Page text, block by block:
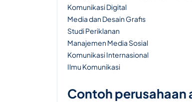
Komunikasi Digital
Media dan Desain Grafis
Studi Periklanan
Manajemen Media Sosial
Komunikasi Internasional
Ilmu Komunikasi
Contoh perusahaan